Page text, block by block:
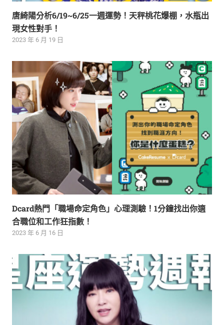
唐綺陽分析6/19~6/25一週運勢！天秤桃花爆棚，水瓶出
現女性對手！
2023 年 6 月 19 日
Dcard熱門「職場命定角色」心理測驗！1分鐘找出你適
合職位和工作狂指數！
2023 年 6 月 16 日